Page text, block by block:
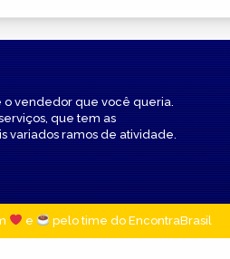
o vendedor que você queria.
que tem as
variados ramos de atividade.
e pelo time do EncontraBrasil